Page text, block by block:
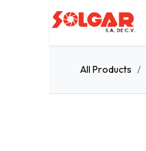
All Products